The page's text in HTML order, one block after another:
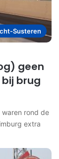
Susteren
geen
brug
rond de
extra